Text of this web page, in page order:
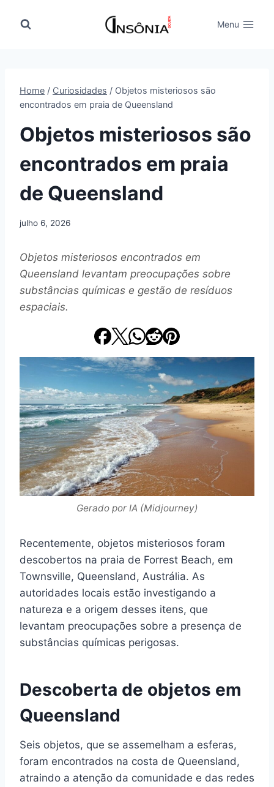
para
Menu
Home / Curiosidades / Objetos misteriosos são
encontrados em praia de Queensland
Objetos misteriosos são
encontrados em praia
de Queensland
julho 6, 2026
Objetos misteriosos encontrados em
Queensland levantam preocupações sobre
substâncias químicas e gestão de resíduos
espaciais.
Gerado por IA (Midjourney)
Recentemente, objetos misteriosos foram
descobertos na praia de Forrest Beach, em
Townsville, Queensland, Austrália. As
autoridades locais estão investigando a
natureza e a origem desses itens, que
levantam preocupações sobre a presença de
substâncias químicas perigosas.
Descoberta de objetos em
Queensland
Seis objetos, que se assemelham a esferas,
foram encontrados na costa de Queensland,
atraindo a atenção da comunidade e das redes